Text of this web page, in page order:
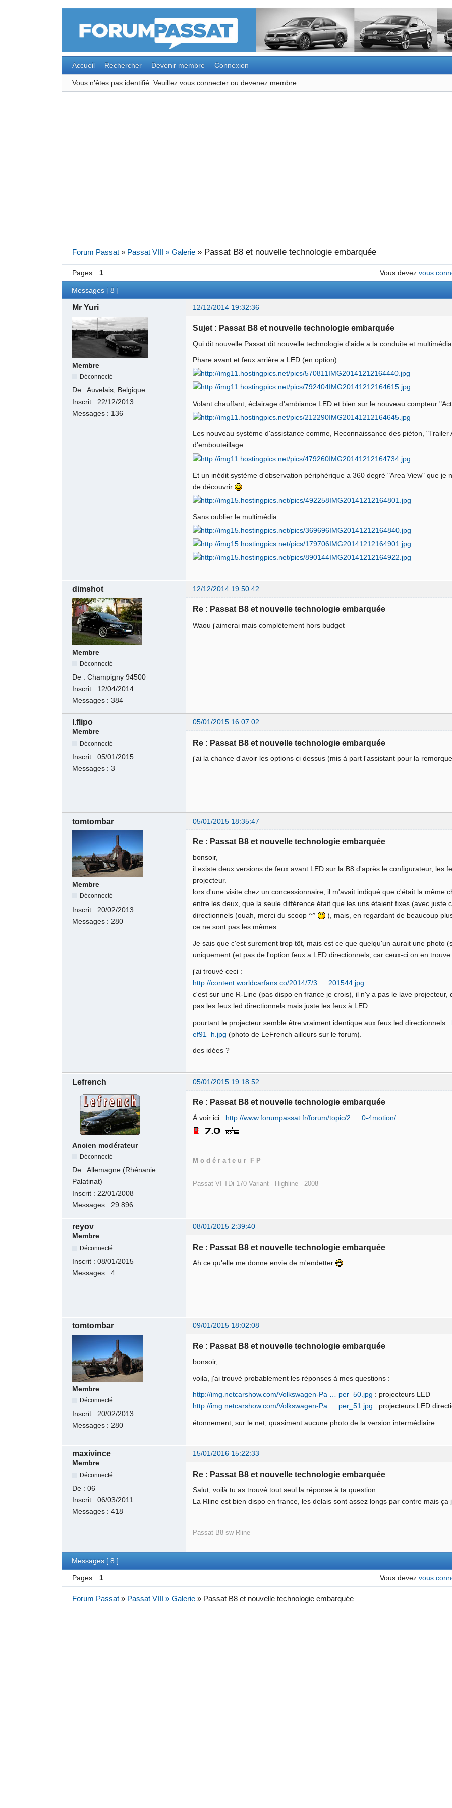
Accueil Rechercher Devenir membre Connexion
Vous n’êtes pas identifié. Veuillez vous connecter ou devenez membre.
Forum Passat » Passat VIII » Galerie » Passat B8 et nouvelle technologie embarquée
Pages 1 Vous devez vous
Messages [ 8 ]
Mr Yuri 12/12/2014 19:32:36
Membre
Déconnecté
De :Auvelais, Belgique
Inscrit :22/12/2013
Messages : 136
Sujet : Passat B8 et nouvelle technologie embarquée
Qui dit nouvelle Passat dit nouvelle technologie d'aide a la conduite et
Phare avant et feux arrière a LED (en option)
Volant chauffant, éclairage d'ambiance LED et bien sur le nouveau compteur
Les nouveau système d'assistance comme, Reconnaissance des piéton, "Trailer
d’embouteillage
Et un inédit système d'observation périphérique a 360 degré "Area View" que je
de découvrir
Sans oublier le multimédia
dimshot 12/12/2014 19:50:42
Membre
Déconnecté
De :Champigny 94500
Inscrit : 12/04/2014
Messages :384
Re : Passat B8 et nouvelle technologie embarquée
Waou j'aimerai mais complètement hors budget
l.flipo
05/01/2015 16:07:02
Membre
Déconnecté
Inscrit :05/01/2015
Messages :3
Re : Passat B8 et nouvelle technologie embarquée
j'ai la chance d'avoir les options ci dessus (mis à part l'assistant pour la
tomtombar 05/01/2015 18:35:47
Membre
Déconnecté
Inscrit : 20/02/2013
Messages : 280
Re : Passat B8 et nouvelle technologie embarquée
bonsoir,
il existe deux versions de feux avant LED sur la B8 d'après le configurateur, les
projecteur.
lors d'une visite chez un concessionnaire, il m'avait indiqué que c'était la même
entre les deux, que la seule différence était que les uns étaient fixes (avec juste
directionnels (ouah, merci du scoop ^^
), mais, en regardant de beaucoup
ce ne sont pas les mêmes.
Je sais que c'est surement trop tôt, mais est ce que quelqu'un aurait une photo
uniquement (et pas de l'option feux a LED directionnels, car ceux-ci on en
j'ai trouvé ceci :
http://content.worldcarfans.co/2014/7/3 … 201544.jpg
c'est sur une R-Line (pas dispo en france je crois), il n'y a pas le lave
pas les feux led directionnels mais juste les feux à LED.
pourtant le projecteur semble être vraiment identique aux feux led directionnels :
ef91_h.jpg (photo de LeFrench ailleurs sur le forum).
des idées ?
Lefrench 05/01/2015 19:18:52
Ancien modérateur
Déconnecté
De :Allemagne (Rhénanie
Palatinat)
Inscrit :22/01/2008
Messages :29 896
Re : Passat B8 et nouvelle technologie embarquée
À voir ici : http://www.forumpassat.fr/forum/topic/2 … 0-4motion/
M o d é r a t e u r F P
Passat VI TDi 170 Variant - Highline - 2008
reyov
08/01/2015 2:39:40
Membre
Déconnecté
Inscrit :08/01/2015
Messages :4
Re : Passat B8 et nouvelle technologie embarquée
Ah ce qu'elle me donne envie de m'endetter
tomtombar 09/01/2015 18:02:08
Membre
Déconnecté
Inscrit :20/02/2013
Messages :280
Re : Passat B8 et nouvelle technologie embarquée
bonsoir,
voila, j'ai trouvé probablement les réponses à mes questions :
http://img.netcarshow.com/Volkswagen-Pa … per_50.jpg : projecteurs LED
http://img.netcarshow.com/Volkswagen-Pa … per_51.jpg : projecteurs LED
étonnement, sur le net, quasiment aucune photo de la version intermédiaire.
maxivince
15/01/2016 15:22:33
Membre
Déconnecté
De :06
Inscrit :06/03/2011
Messages :418
Re : Passat B8 et nouvelle technologie embarquée
Salut, voilà tu as trouvé tout seul la réponse à ta question.
La Rline est bien dispo en france, les delais sont assez longs par contre mais
Passat B8 sw Rline
Messages [ 8 ]
Pages 1 Vous devez vous
Forum Passat » Passat VIII » Galerie » Passat B8 et nouvelle technologie embarquée